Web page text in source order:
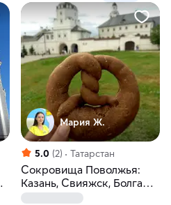
Мария Ж.
5.0 (2) Татарстан
Сокровища Поволжья:
Казань, Свияжск, Болгар.
Автобусный тур из Перми